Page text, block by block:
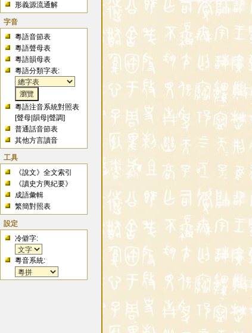
形義源流通解
字音
粵語音節表
粵語聲母表
粵語韻母表
粵語分類字表:
粵語注音系統對照表
[聲母 |韻母 |聲調]
普通話音節表
其他方言讀音
工具
《說文》全文索引
《讀史方輿紀要》
成語彙輯
繁簡對照表
設定
冷僻字:
粵音系統: